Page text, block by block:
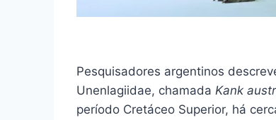
Pesquisadores argentinos
Unenlagiidae, chamada Kank
período Cretáceo Superior, há